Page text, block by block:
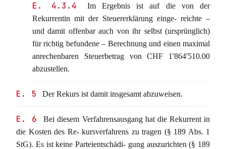
E. 4.3.4
Im Ergebnis ist auf die von der
Rekurrentin mit der Steuererklärung einge- reichte –
und damit offenbar auch von ihr selbst (ursprünglich)
für richtig befundene – Berechnung und einen maximal
anrechenbaren Steuerbetrag von CHF 1'864'510.00
abzustellen.
E. 5 Der Rekurs ist damit insgesamt abzuweisen.
E. 6
Bei diesem Verfahrensausgang hat die Rekurrent in
die Kosten des Re- kursverfahrens zu tragen (§ 189 Abs. 1
StG). Es ist keine Parteientschädi- gung auszurichten (§ 189